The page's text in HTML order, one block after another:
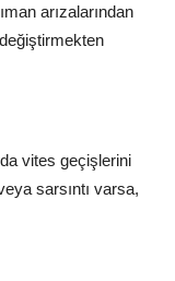
arızalarından
vites geçişlerini
sarsıntı varsa,